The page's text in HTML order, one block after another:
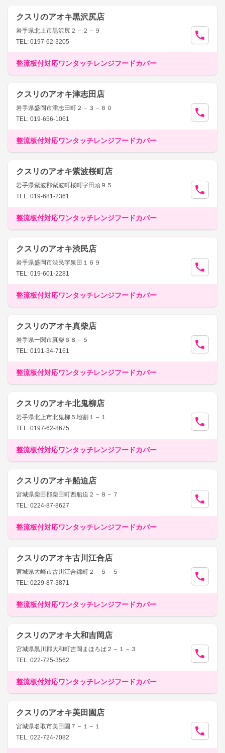
クスリのアオキ黒沢尻店
岩手県北上市黒沢尻２－２－９
TEL: 0197-62-3205
整流板付対応ワンタッチレンジフードカバー
クスリのアオキ津志田店
岩手県盛岡市津志田町２－３－６０
TEL: 019-656-1061
整流板付対応ワンタッチレンジフードカバー
クスリのアオキ紫波桜町店
岩手県紫波郡紫波町桜町字田頭９５
TEL: 019-681-2361
整流板付対応ワンタッチレンジフードカバー
クスリのアオキ渋民店
岩手県盛岡市渋民字泉田１６９
TEL: 019-601-2281
整流板付対応ワンタッチレンジフードカバー
クスリのアオキ真柴店
岩手県一関市真柴６８－５
TEL: 0191-34-7161
整流板付対応ワンタッチレンジフードカバー
クスリのアオキ北鬼柳店
岩手県北上市北鬼柳５地割１－１
TEL: 0197-62-8675
整流板付対応ワンタッチレンジフードカバー
クスリのアオキ船迫店
宮城県柴田郡柴田町西船迫２－８－７
TEL: 0224-87-8627
整流板付対応ワンタッチレンジフードカバー
クスリのアオキ古川江合店
宮城県大崎市古川江合錦町２－５－５
TEL: 0229-87-3871
整流板付対応ワンタッチレンジフードカバー
クスリのアオキ大和吉岡店
宮城県黒川郡大和町吉岡まほろば２－１－３
TEL: 022-725-3562
整流板付対応ワンタッチレンジフードカバー
クスリのアオキ美田園店
宮城県名取市美田園７－１－１
TEL: 022-724-7082